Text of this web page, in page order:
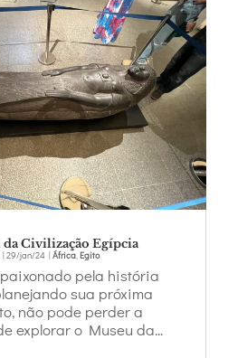
Civilização Egípcia
29/jan/24| África, Egito
pela história
sua próxima
não pode perder a
explorar o Museu da...